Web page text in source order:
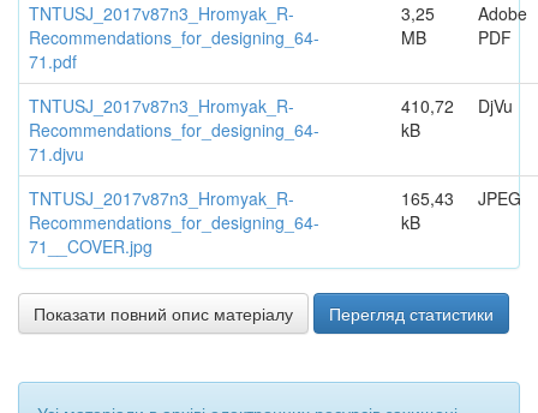
TNTUSJ_2017v87n3_Hromyak_R-
Recommendations_for_designing_64-
71.pdf
3,25
MB
Adobe
PDF
TNTUSJ_2017v87n3_Hromyak_R-
Recommendations_for_designing_64-
71.djvu
410,72
kB
DjVu
TNTUSJ_2017v87n3_Hromyak_R-
Recommendations_for_designing_64-
71__COVER.jpg
165,43
kB
JPEG
Показати повний опис матеріалу Перегляд статистики